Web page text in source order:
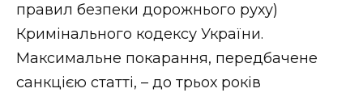
правил безпеки дорожнього руху)
Кримінального кодексу України.
Максимальне покарання, передбачене
санкцією статті, – до трьох років